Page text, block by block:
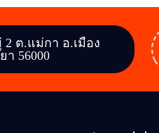
2 ต.แม่กา อ.เมือง
า 56000